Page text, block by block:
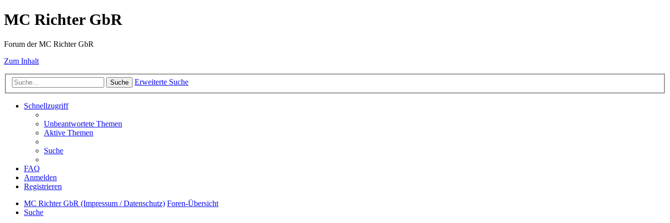
MC Richter GbR
Forum der MC Richter GbR
Zum Inhalt
Suche Erweiterte Suche
Schnellzugriff
Unbeantwortete Themen
Aktive Themen
Suche
FAQ
Anmelden
Registrieren
MC Richter GbR (Impressum / Datenschutz) Foren-Übersicht
Suche